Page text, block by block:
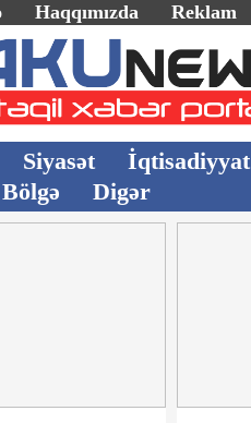
Haqqımızda Reklam
Siyasət İqtisadiyyat
Bölgə Digər